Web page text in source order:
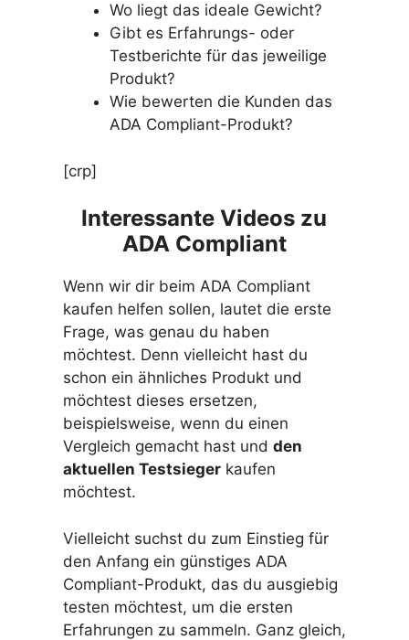
Wo liegt das ideale Gewicht?
Gibt es Erfahrungs- oder
Testberichte für das jeweilige
Produkt?
Wie bewerten die Kunden das
ADA Compliant-Produkt?
[crp]
Interessante Videos zu
ADA Compliant
Wenn wir dir beim ADA Compliant
kaufen helfen sollen, lautet die erste
Frage, was genau du haben
möchtest. Denn vielleicht hast du
schon ein ähnliches Produkt und
möchtest dieses ersetzen,
beispielsweise, wenn du einen
Vergleich gemacht hast und den
aktuellen Testsiegerkaufen
möchtest.
Vielleicht suchst du zum Einstieg für
den Anfang ein günstiges ADA
Compliant-Produkt, das du ausgiebig
testen möchtest, um die ersten
Erfahrungen zu sammeln. Ganz gleich,